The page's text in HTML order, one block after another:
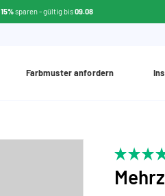
15%sparen - gültig bis09.08
Farbmuster anfordern